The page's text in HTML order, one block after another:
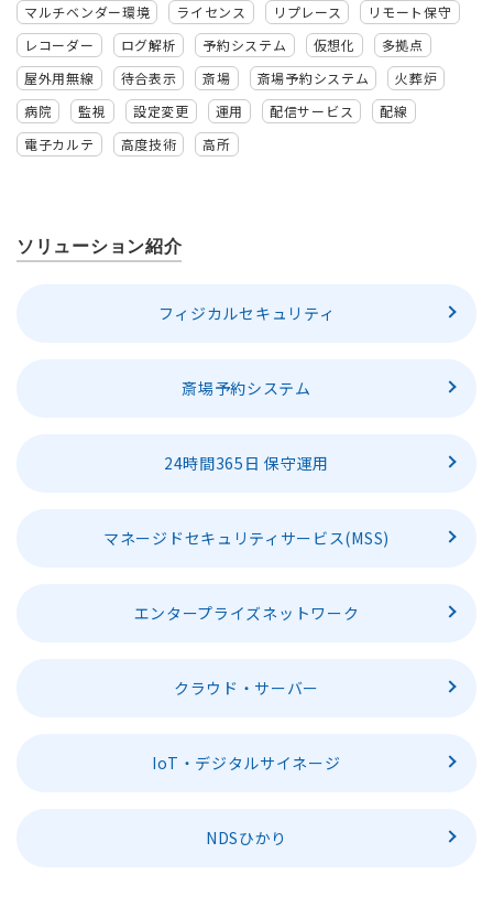
マルチベンダー環境
ライセンス リプレース
リモート保守
レコーダー
ログ解析 予約システム 仮想化
多拠点
屋外用無線
待合表示 斎場 斎場予約システム
火葬炉
病院
監視 設定変更 運用 配信サービス
配線
電子カルテ
高度技術 高所
ソリューション紹介
フィジカルセキュリティ
斎場予約システム
24時間365日 保守運用
マネージドセキュリティサービス(MSS)
エンタープライズネットワーク
クラウド・サーバー
IoT・デジタルサイネージ
NDSひかり